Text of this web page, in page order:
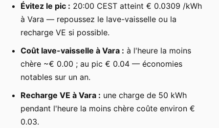
Évitez le pic : 20:00 CEST atteint € 0.0309 /kWh
à Vara — repoussez le lave-vaisselle ou la
recharge VE si possible.
Coût lave-vaisselle à Vara : à l'heure la moins
chère ~€ 0.00 ; au pic € 0.04 — économies
notables sur un an.
Recharge VE à Vara : une charge de 50 kWh
pendant l'heure la moins chère coûte environ €
0.03.